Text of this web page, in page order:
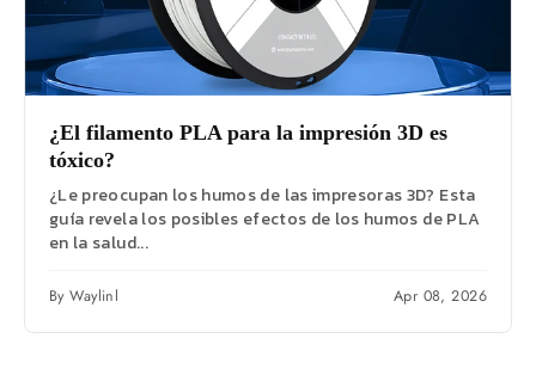
¿El filamento PLA para la impresión 3D es
tóxico?
¿Le preocupan los humos de las impresoras 3D? Esta
guía revela los posibles efectos de los humos de PLA
en la salud...
By Waylinl Apr 08, 2026